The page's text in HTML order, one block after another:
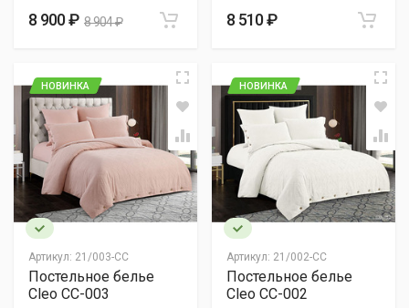
8 900 ₽ 8 904 ₽ 8 510 ₽
Артикул: 21/003-CC
НОВИНКА
Постельное белье
Cleo CC-003
Артикул: 21/002-CC
НОВИНКА
Постельное белье
Cleo CC-002